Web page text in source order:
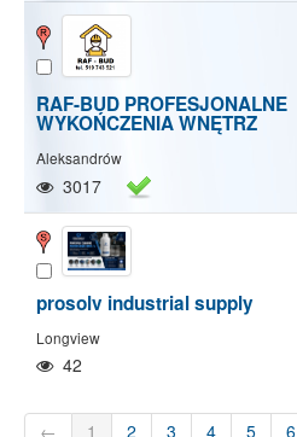
RAF-BUD PROFESJONALNE
WYKOŃCZENIA WNĘTRZ
Aleksandrów
3017
prosolv industrial supply
Longview
42
← 1 2 3 4 5 6